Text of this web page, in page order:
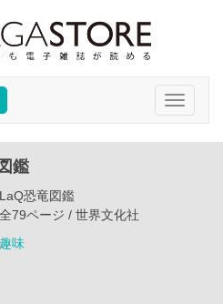
Toggle
鑑
LaQ恐竜図鑑
全79ページ / 世界文化社
趣味